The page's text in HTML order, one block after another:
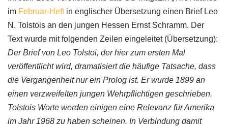
im Februar-Heftin englischer Übersetzung einen Brief Leo
N. Tolstois an den jungen Hessen Ernst Schramm. Der
Text wurde mit folgenden Zeilen eingeleitet (Übersetzung):
Der Brief von Leo Tolstoi, der hier zum ersten Mal
veröffentlicht wird, dramatisiert die häufige Tatsache, dass
die Vergangenheit nur ein Prolog ist. Er wurde 1899 an
einen verzweifelten jungen Wehrpflichtigen geschrieben.
Tolstois Worte werden einigen eine Relevanz für Amerika
im Jahr 1968 zu haben scheinen. In Verbindung damit